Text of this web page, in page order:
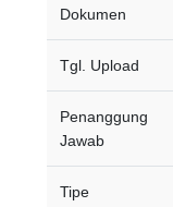
Dokumen
Tgl. Upload
Penanggung
Jawab
Tipe